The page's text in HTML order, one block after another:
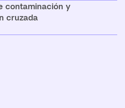
contaminación y
cruzada